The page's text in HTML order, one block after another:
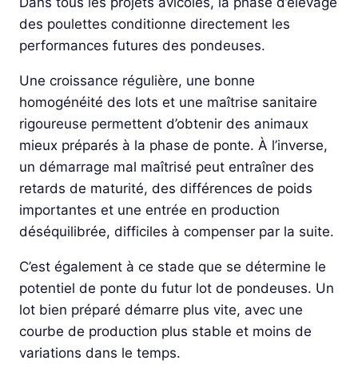
des poulettes conditionne directement les
performances futures des pondeuses.
Une croissance régulière, une bonne
homogénéité des lots et une maîtrise sanitaire
rigoureuse permettent d’obtenir des animaux
mieux préparés à la phase de ponte. À l’inverse,
un démarrage mal maîtrisé peut entraîner des
retards de maturité, des différences de poids
importantes et une entrée en production
déséquilibrée, difficiles à compenser par la suite.
C’est également à ce stade que se détermine le
potentiel de ponte du futur lot de pondeuses. Un
lot bien préparé démarre plus vite, avec une
courbe de production plus stable et moins de
variations dans le temps.